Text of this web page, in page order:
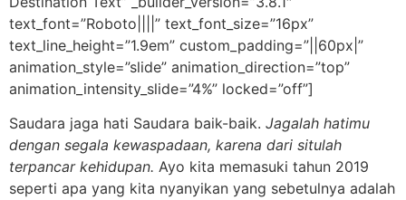
text_font=”Roboto||||” text_font_size=”16px”
text_line_height=”1.9em” custom_padding=”||60px|”
animation_style=”slide” animation_direction=”top”
animation_intensity_slide=”4%” locked=”off”]
Saudara jaga hati Saudara baik-baik. Jagalah hatimu
dengan segala kewaspadaan, karena dari situlah
terpancar kehidupan. Ayo kita memasuki tahun 2019
seperti apa yang kita nyanyikan yang sebetulnya adalah